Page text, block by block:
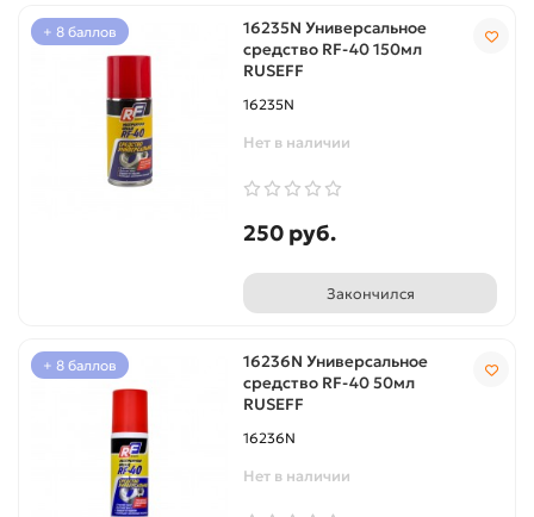
+ 8 баллов
16235N Универсальное
средство RF-40 150мл
RUSEFF
16235N
Нет в наличии
250 руб.
Закончился
+ 8 баллов
16236N Универсальное
средство RF-40 50мл
RUSEFF
16236N
Нет в наличии